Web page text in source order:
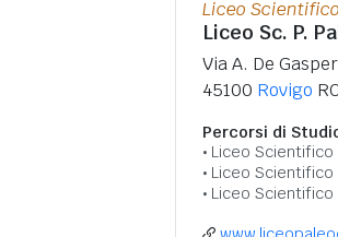
Liceo Scientifico
Liceo Sc. P.
Via A. De
45100 Rovigo
Percorsi di
Liceo Scientifico
Liceo
Liceo